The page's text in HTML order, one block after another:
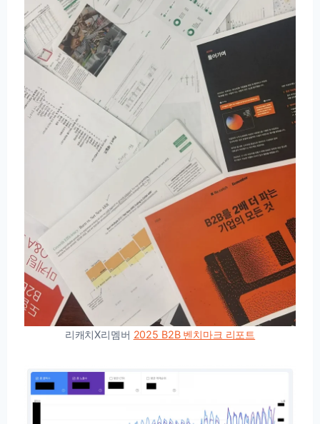
리캐치X리멤버 2025 B2B 벤치마크 리포트